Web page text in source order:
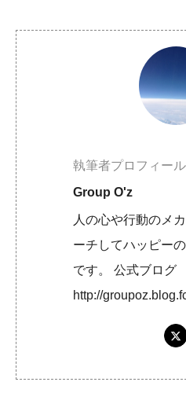
執筆者プロフィール
Group O'z
人の心や行動のメ
ーチしてハッピー
です。 公式ブログ
http://